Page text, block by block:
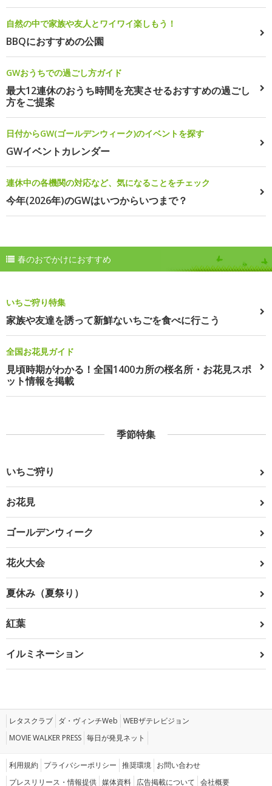
自然の中で家族や友人とワイワイ楽しもう！
BBQにおすすめの公園
GWおうちでの過ごし方ガイド
最大12連休のおうち時間を充実させるおすすめの過ごし
方をご提案
日付からGW(ゴールデンウィーク)のイベントを探す
GWイベントカレンダー
連休中の各機関の対応など、気になることをチェック
今年(2026年)のGWはいつからいつまで？
春のおでかけにおすすめ
いちご狩り特集
家族や友達を誘って新鮮ないちごを食べに行こう
全国お花見ガイド
見頃時期がわかる！全国1400カ所の桜名所・お花見スポ
ット情報を掲載
季節特集
いちご狩り
お花見
ゴールデンウィーク
花火大会
夏休み（夏祭り）
紅葉
イルミネーション
レタスクラブ ダ・ヴィンチWeb WEBザテレビジョン
MOVIE WALKER PRESS 毎日が発見ネット
利用規約 プライバシーポリシー 推奨環境 お問い合わせ
プレスリリース・情報提供 媒体資料 広告掲載について 会社概要